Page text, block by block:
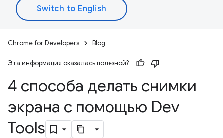
Chrome for Developers Blog
Эта информация оказалась полезной?
4 способа делать снимки
экрана с помощью Dev
Tools